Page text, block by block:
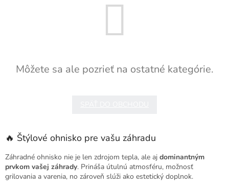
Môžete sa ale pozrieť na ostatné kategórie.
🔥 Štýlové ohnisko pre vašu záhradu
Záhradné ohnisko nie je len zdrojom tepla, ale aj dominantným
prvkom vašej záhrady. Prináša útulnú atmosféru, možnosť
grilovania a varenia, no zároveň slúži ako estetický doplnok.